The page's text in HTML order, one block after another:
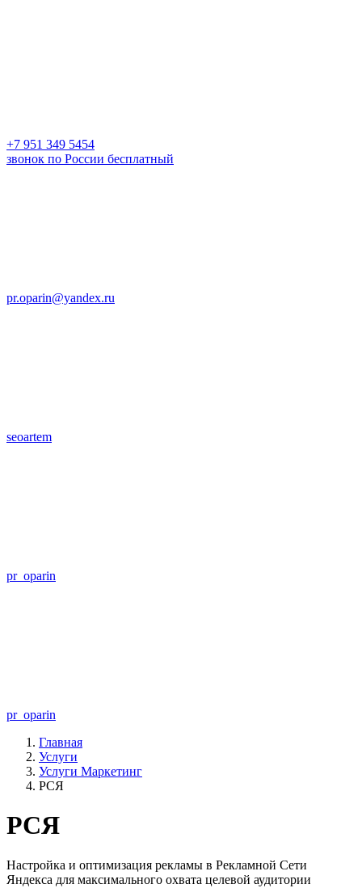
+7 951 349 5454
звонок по России бесплатный
pr.oparin@yandex.ru
seoartem
pr_oparin
pr_oparin
Главная
Услуги
Услуги Маркетинг
РСЯ
РСЯ
Настройка и оптимизация рекламы в Рекламной Сети
Яндекса для максимального охвата целевой аудитории